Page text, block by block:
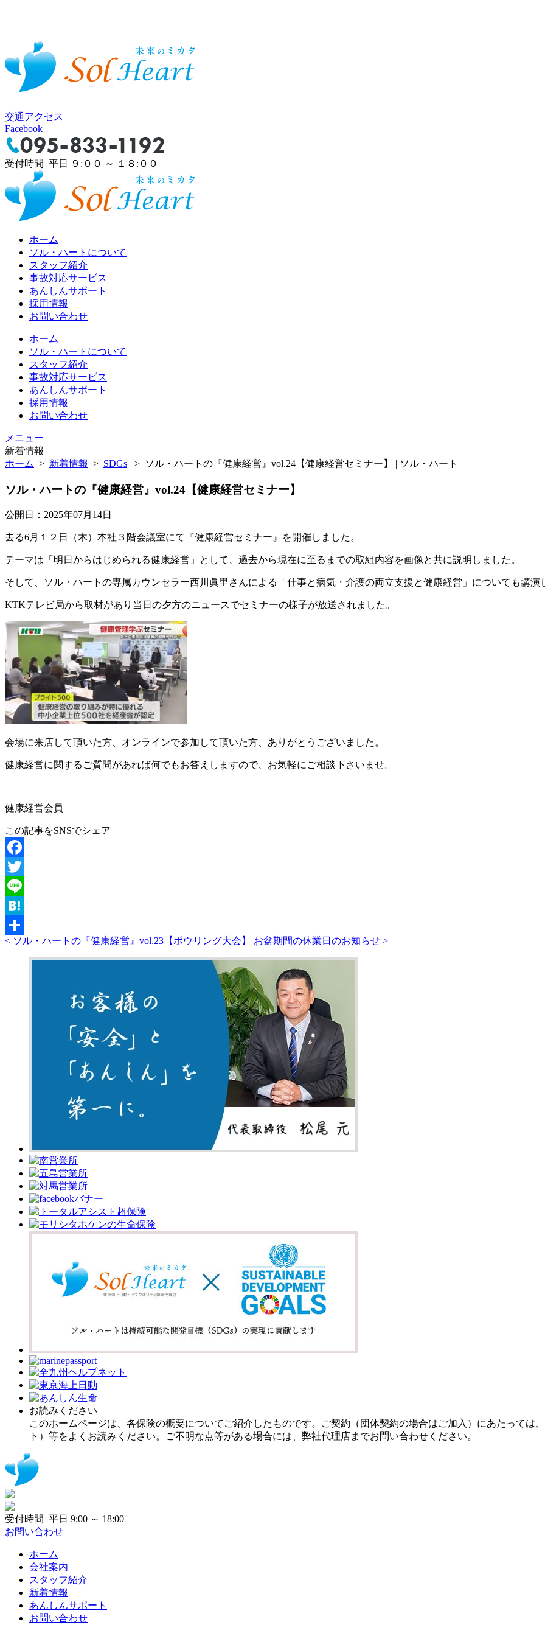
交通アクセス
Facebook
受付時間 平日 ９:００ ～ １８:００
ホーム
ソル・ハートについて
スタッフ紹介
事故対応サービス
あんしんサポート
採用情報
お問い合わせ
ホーム
ソル・ハートについて
スタッフ紹介
事故対応サービス
あんしんサポート
採用情報
お問い合わせ
メニュー
新着情報
ホーム > 新着情報 > SDGs > ソル・ハートの『健康経営』vol.24【健康経営セミナー】 | ソル・ハート
ソル・ハートの『健康経営』vol.24【健康経営セミナー】
公開日：2025年07月14日
去る6月１２日（木）本社３階会議室にて『健康経営セミナー』を開催しました。
テーマは「明日からはじめられる健康経営」として、過去から現在に至るまでの取組内容を画像と共に説明しました。
そして、ソル・ハートの専属カウンセラー西川眞里さんによる「仕事と病気・介護の両立支援と健康経営」についても講演
KTKテレビ局から取材があり当日の夕方のニュースでセミナーの様子が放送されました。
会場に来店して頂いた方、オンラインで参加して頂いた方、ありがとうございました。
健康経営に関するご質問があれば何でもお答えしますので、お気軽にご相談下さいませ。
健康経営会員
この記事をSNSでシェア
Facebook
Twitter
Line
Hatena
共
< ソル・ハートの『健康経営』vol.23【ボウリング大会】 お盆期間の休業日のお知らせ >
お読みください
このホームページは、各保険の概要についてご紹介したものです。ご契約（団体契約の場合はご加入）にあたっては
ト）等をよくお読みください。ご不明な点等がある場合には、弊社代理店までお問い合わせください。
受付時間 平日 9:00 ～ 18:00
お問い合わせ
ホーム
会社案内
スタッフ紹介
新着情報
あんしんサポート
お問い合わせ